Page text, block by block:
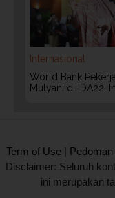
Internasional
World Bank
Mulyani di IDA22,
Term of Use |
Disclaimer: Seluruh
ini merupakan